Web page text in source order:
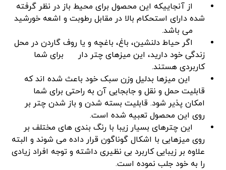
از آنجاییکه این محصول برای محیط باز در نظر گرفته
شده دارای استحکام بالا در مقابل رطوبت و اشعه خورشید
می باشد.
اگر حیاط دلنشین، باغ، باغچه و یا روف گاردن در محل
زندگی خود دارید، این میزهای چتر دار
برای شما
کاربردی هستند.
این میزها بدلیل وزن سبک خود باعث شده اند که
قابلیت حمل و نقل و جابجایی آن به راحتی برای شما
امکان پذیر شود. قابلیت بسته شدن و باز شدن چتر بر
روی این محصول تعبیه شده است.
این چترهای بسیار زیبا با رنگ بندی های مختلف بر
روی میزهایی با اشکال گوناگون قرار داده می‌ شوند و البته
علاوه بر زیبایی کاربرد بی‌ نظیری داشته و توجه افراد زیادی
را به خود جلب نموده است.